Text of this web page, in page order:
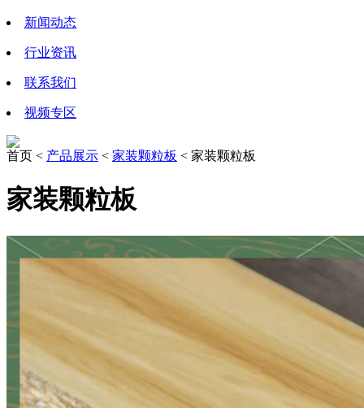
新闻动态
行业资讯
联系我们
视频专区
首页 < 产品展示 < 家装颗粒板 < 家装颗粒板
家装颗粒板